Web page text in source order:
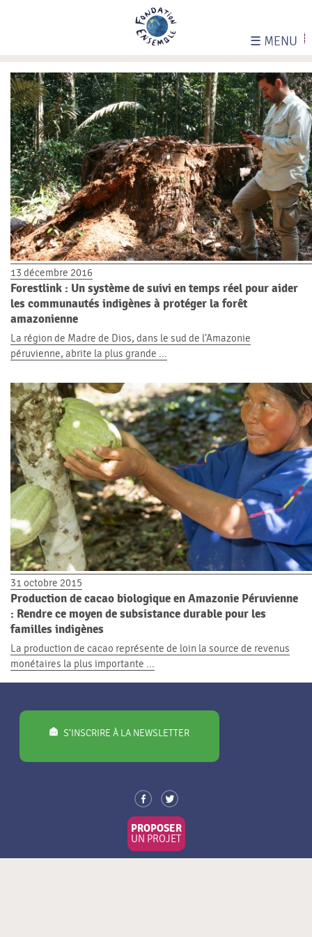
☰ MENU
13 décembre 2016
Forestlink : Un système de suivi en temps réel pour aider
les communautés indigènes à protéger la forêt
amazonienne
La région de Madre de Dios, dans le sud de l’Amazonie
péruvienne, abrite la plus grande ...
31 octobre 2015
Production de cacao biologique en Amazonie Péruvienne
: Rendre ce moyen de subsistance durable pour les
familles indigènes
La production de cacao représente de loin la source de revenus
monétaires la plus importante ...
S’INSCRIRE À LA NEWSLETTER
PROPOSER
UN PROJET